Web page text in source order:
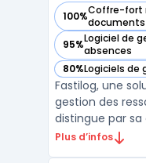
100%Coffre-fort
documents
— voir Fastilog
95%Logiciel de
absences
— voir Fastilog
80%Logiciels de
— voir Fastilog
Fastilog, une
gestion des
distingue par
RH sur mesure.
Plus d’infos